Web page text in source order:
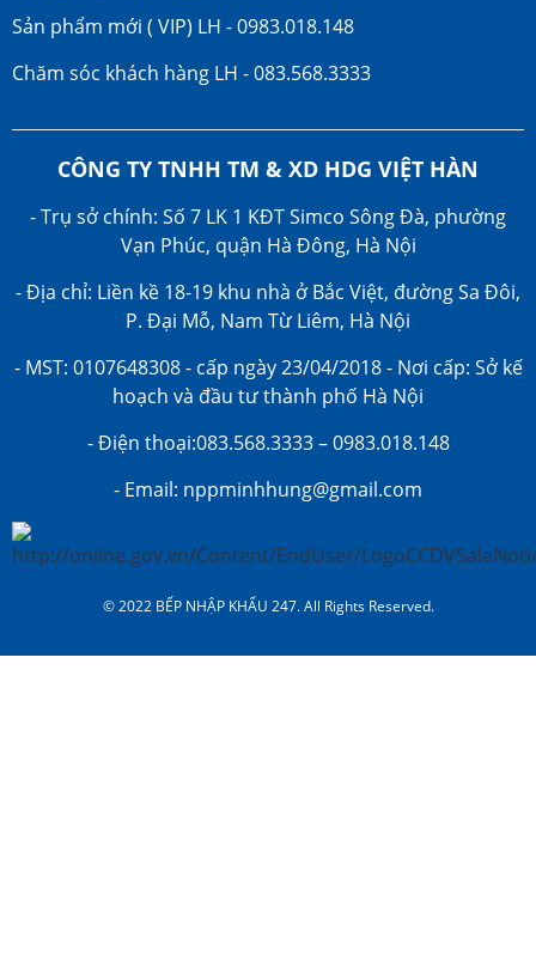
Sản phẩm mới ( VIP) LH - 0983.018.148
Chăm sóc khách hàng LH - 083.568.3333
CÔNG TY TNHH TM & XD HDG VIỆT HÀN
- Trụ sở chính: Số 7 LK 1 KĐT Simco Sông Đà, phường
Vạn Phúc, quận Hà Đông, Hà Nội
- Địa chỉ: Liền kề 18-19 khu nhà ở Bắc Việt, đường Sa Đôi,
P. Đại Mỗ, Nam Từ Liêm, Hà Nội
- MST: 0107648308 - cấp ngày 23/04/2018 - Nơi cấp: Sở kế
hoạch và đầu tư thành phố Hà Nội
- Điện thoại:083.568.3333 – 0983.018.148
- Email: nppminhhung@gmail.com
© 2022 BẾP NHẬP KHẨU 247. All Rights Reserved.